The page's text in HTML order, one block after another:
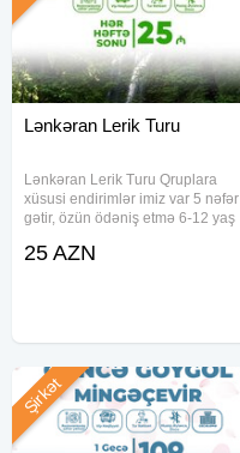
Lənkəran Lerik Turu
Lənkəran Lerik Turu Qruplara
xüsusi endirimlər imiz var 5 nəfər
gətir, özün ödəniş etmə 6-12 yaş
endirim Tarix: 23, 24, 28, 29, 30,
25 AZN
Şirkət